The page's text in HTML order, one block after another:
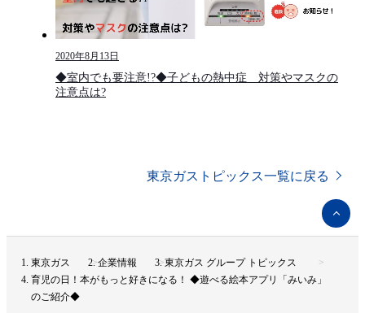
2020年8月13日
◆室内でも要注意!?◆子どもの熱中症 対策やマスクの
注意点は?
東京ガストピックス一覧に戻る
ペ
ー
ジ
東京ガス 企業情報
東京ガス グループ トピックス
育児の日！本がもっと好きになる！ ◆遊べる絵本アプリ「みいみ」
のご紹介◆